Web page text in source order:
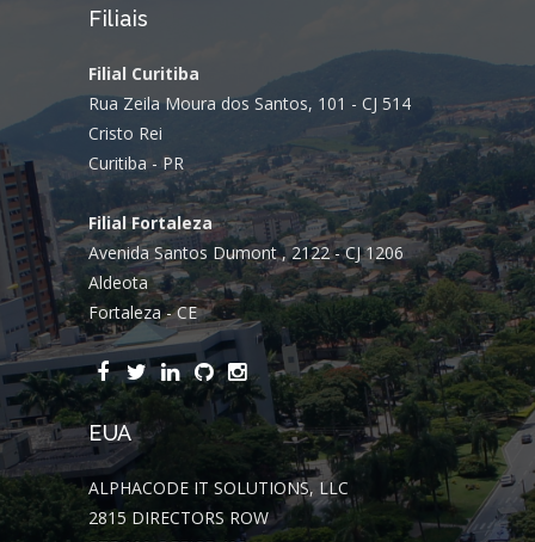
Filiais
Filial Curitiba
Rua Zeila Moura dos Santos, 101 - CJ 514
Cristo Rei
Curitiba - PR
Filial Fortaleza
Avenida Santos Dumont , 2122 - CJ 1206
Aldeota
Fortaleza - CE
EUA
ALPHACODE IT SOLUTIONS, LLC
2815 DIRECTORS ROW